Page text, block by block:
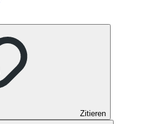
Zitieren